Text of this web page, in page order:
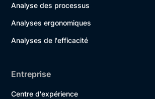
Analyse des processus
Analyses ergonomiques
Analyses de l'efficacité
Entreprise
Centre d'expérience